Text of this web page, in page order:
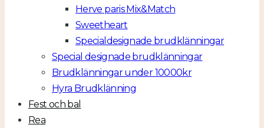
Herve paris Mix&Match
Sweetheart
Specialdesignade brudklänningar
Special designade brudklänningar
Brudklänningar under 10000kr
Hyra Brudklänning
Fest och bal
Rea